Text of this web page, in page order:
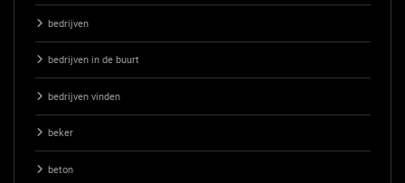
bedrijven
bedrijven in de buurt
bedrijven vinden
beker
beton